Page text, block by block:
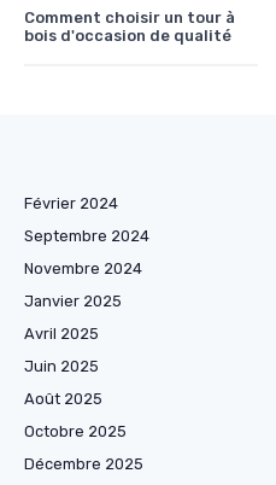
Comment choisir un tour à
bois d'occasion de qualité
Février 2024
Septembre 2024
Novembre 2024
Janvier 2025
Avril 2025
Juin 2025
Août 2025
Octobre 2025
Décembre 2025